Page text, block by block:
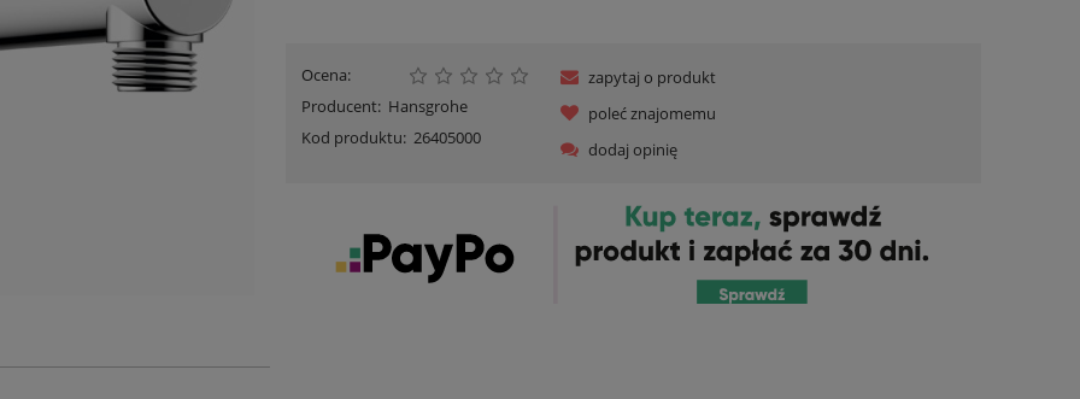
Ocena:
Producent: Hansgrohe
Kod produktu: 26405000
zapytaj o produkt
poleć znajomemu
dodaj opinię